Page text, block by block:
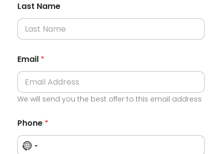
Last Name
Email *
We will send you the best offer to this email address
Phone *
N